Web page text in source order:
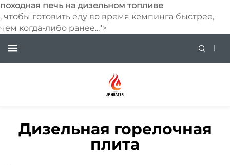
походная печь на дизельном топливе
, чтобы готовить еду во время кемпинга быстрее,
чем когда-либо ранее...">
Дизельная горелочная
плита